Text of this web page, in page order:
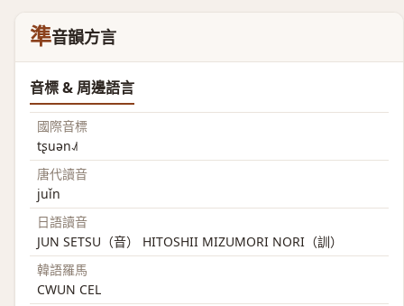
準音韻方言
音標 & 周邊語言
國際音標
tʂuən˨˩˦
唐代讀音
juǐn
日語讀音
JUN SETSU（音） HITOSHII MIZUMORI NORI（訓）
韓語羅馬
CWUN CEL